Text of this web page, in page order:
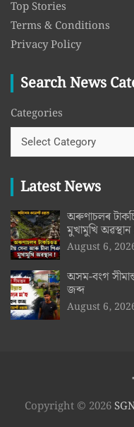
Top Stories
Terms & Conditions
Privacy Policy
Search News
Categories
Latest News
অৰুণাচলৰ
মুখামুখি অৱস্থান
August 6,
অসম-বংগ
জব্দ
August 6,
Copyright © 2026